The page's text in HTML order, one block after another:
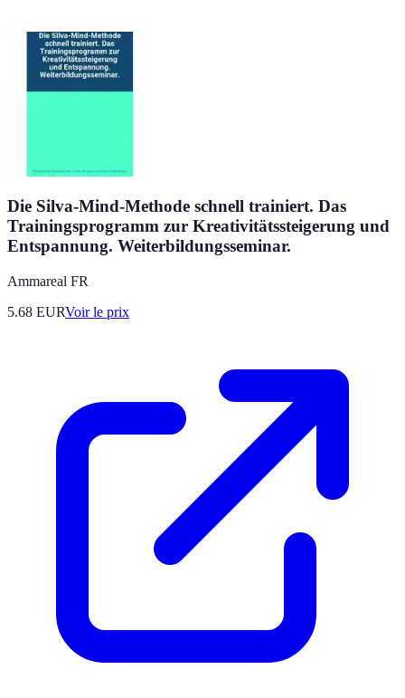
Die Silva-Mind-Methode schnell trainiert. Das
Trainingsprogramm zur Kreativitätssteigerung und
Entspannung. Weiterbildungsseminar.
Ammareal FR
5.68 EURVoir le prix